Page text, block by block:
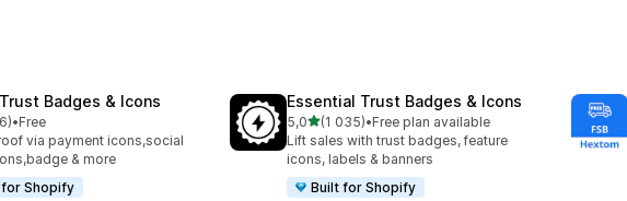
Badges & Icons
recenzí: 816
•Free
via payment icons,social
& more
Shopify
Essential Trust Badges & Icons
5,0z 5 hvězd
(1 035)
Celkový počet recenzí: 1035
•Free plan available
Lift sales with trust badges, feature
icons, labels & banners
Built for Shopify